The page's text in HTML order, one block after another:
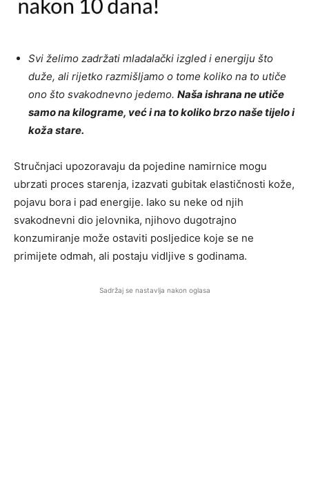
Svi želimo zadržati mladalački izgled i energiju što
duže, ali rijetko razmišljamo o tome koliko na to utiče
ono što svakodnevno jedemo. Naša ishrana ne utiče
samo na kilograme, već i na to koliko brzo naše tijelo i
koža stare.
Stručnjaci upozoravaju da pojedine namirnice mogu
ubrzati proces starenja, izazvati gubitak elastičnosti kože,
pojavu bora i pad energije. Iako su neke od njih
svakodnevni dio jelovnika, njihovo dugotrajno
konzumiranje može ostaviti posljedice koje se ne
primijete odmah, ali postaju vidljive s godinama.
Sadržaj se nastavlja nakon oglasa